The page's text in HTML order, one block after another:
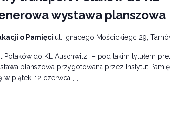
wystawa planszowa
o Pamięci ul. Ignacego Mościckiego 29,
Polaków do KL Auschwitz” – pod takim tytułem
planszowa przygotowana przez Instytut
piątek, 12 czerwca […]